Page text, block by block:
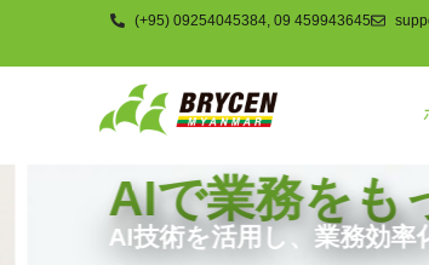
(+95) 09254045384, 09 459943645
AIで業務をも
AI技術を活用し、業務効率